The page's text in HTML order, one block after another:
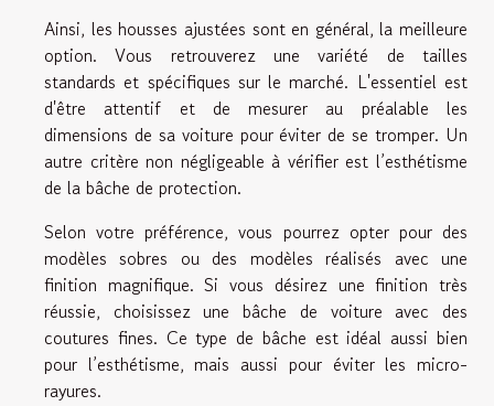
Ainsi, les housses ajustées sont en général, la meilleure
option. Vous retrouverez une variété de tailles
standards et spécifiques sur le marché. L'essentiel est
d'être attentif et de mesurer au préalable les
dimensions de sa voiture pour éviter de se tromper. Un
autre critère non négligeable à vérifier est l’esthétisme
de la bâche de protection.
Selon votre préférence, vous pourrez opter pour des
modèles sobres ou des modèles réalisés avec une
finition magnifique. Si vous désirez une finition très
réussie, choisissez une bâche de voiture avec des
coutures fines. Ce type de bâche est idéal aussi bien
pour l’esthétisme, mais aussi pour éviter les micro-
rayures.